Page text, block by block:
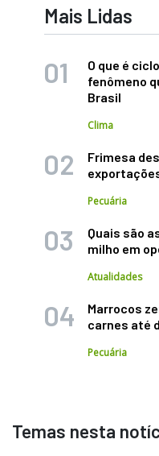
Mais Lidas
O que é
fenômeno
Brasil
Clima
Frimesa
Pecuária
Quais são
milho em
Atualidades
Marrocos
carnes até
Pecuária
Temas nesta